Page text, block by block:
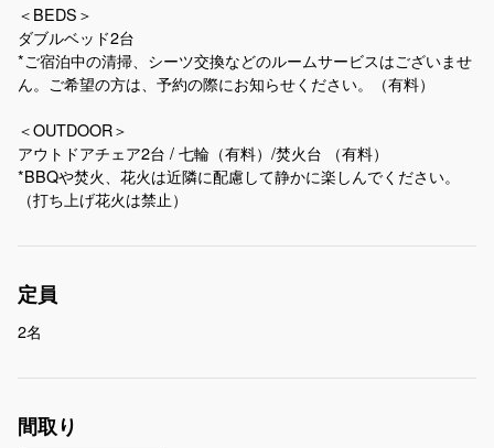
＜BEDS＞
ダブルベッド2台
*ご宿泊中の清掃、シーツ交換などのルームサービスはございませ
ん。ご希望の方は、予約の際にお知らせください。（有料）
＜OUTDOOR＞
アウトドアチェア2台 / 七輪（有料）/焚火台 （有料）
*BBQや焚火、花火は近隣に配慮して静かに楽しんでください。
（打ち上げ花火は禁止）
定員
2名
間取り